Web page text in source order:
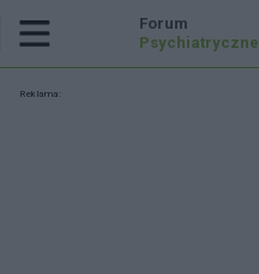
Forum
Psychiatryczne
Reklama: